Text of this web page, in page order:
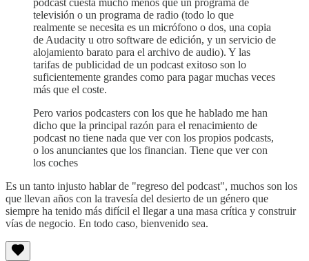
televisión o un programa de radio (todo lo que
realmente se necesita es un micrófono o dos, una copia
de Audacity u otro software de edición, y un servicio de
alojamiento barato para el archivo de audio). Y las
tarifas de publicidad de un podcast exitoso son lo
suficientemente grandes como para pagar muchas veces
más que el coste.
Pero varios podcasters con los que he hablado me han
dicho que la principal razón para el renacimiento de
podcast no tiene nada que ver con los propios podcasts,
o los anunciantes que los financian. Tiene que ver con
los coches
Es un tanto injusto hablar de "regreso del podcast", muchos son los
que llevan años con la travesía del desierto de un género que
siempre ha tenido más difícil el llegar a una masa crítica y construir
vías de negocio. En todo caso, bienvenido sea.